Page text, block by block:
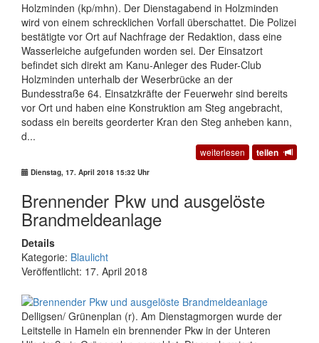
Holzminden (kp/mhn). Der Dienstagabend in Holzminden
wird von einem schrecklichen Vorfall überschattet. Die Polizei
bestätigte vor Ort auf Nachfrage der Redaktion, dass eine
Wasserleiche aufgefunden worden sei. Der Einsatzort
befindet sich direkt am Kanu-Anleger des Ruder-Club
Holzminden unterhalb der Weserbrücke an der
Bundesstraße 64. Einsatzkräfte der Feuerwehr sind bereits
vor Ort und haben eine Konstruktion am Steg angebracht,
sodass ein bereits georderter Kran den Steg anheben kann,
d...
weiterlesen teilen
Dienstag, 17. April 2018 15:32 Uhr
Brennender Pkw und ausgelöste
Brandmeldeanlage
Details
Kategorie: Blaulicht
Veröffentlicht: 17. April 2018
Delligsen/ Grünenplan (r). Am Dienstagmorgen wurde der
Leitstelle in Hameln ein brennender Pkw in der Unteren